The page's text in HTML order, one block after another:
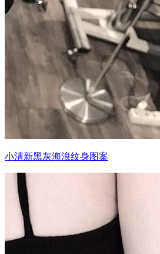
小清新黑灰海浪纹身图案